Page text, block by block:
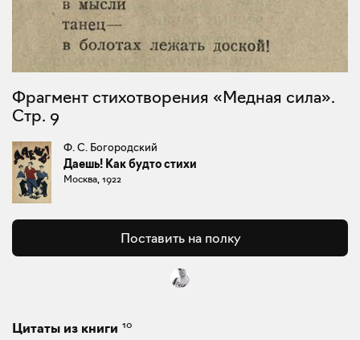
Фрагмент стихотворения «Медная сила».
Стр. 9
Ф. С. Богородский
Даешь! Как будто стихи
Москва, 1922
Поставить на полку
Цитаты из книги 10